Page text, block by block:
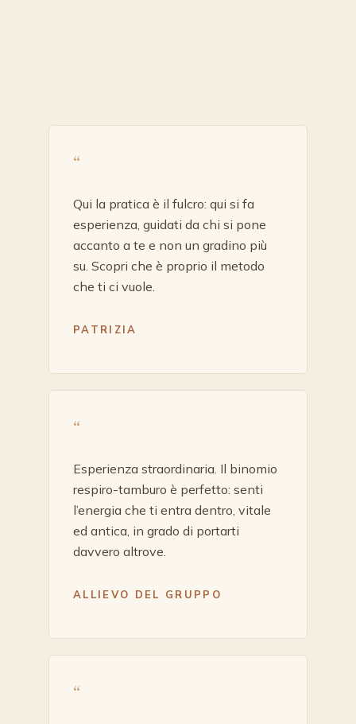
“
Qui la pratica è il fulcro: qui si fa
esperienza, guidati da chi si pone
accanto a te e non un gradino più
su. Scopri che è proprio il metodo
che ti ci vuole.
PATRIZIA
“
Esperienza straordinaria. Il binomio
respiro-tamburo è perfetto: senti
l’energia che ti entra dentro, vitale
ed antica, in grado di portarti
davvero altrove.
ALLIEVO DEL GRUPPO
“